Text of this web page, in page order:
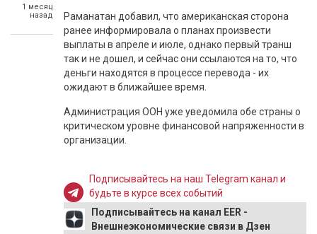
1 месяц
назад
Раманатан добавил, что американская сторона
ранее информировала о планах произвести
выплаты в апреле и июле, однако первый транш
так и не дошел, и сейчас они ссылаются на то, что
деньги находятся в процессе перевода - их
ожидают в ближайшее время.
Администрация ООН уже уведомила обе страны о
критическом уровне финансовой напряженности в
организации.
Подписывайтесь на наш Telegram канал и
будьте в курсе всех событий
Подписывайтесь на канал EER -
Внешнеэкономические связи в Дзен